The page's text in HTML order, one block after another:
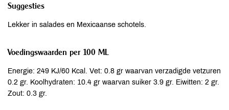
Suggesties
Lekker in salades en Mexicaanse schotels.
Voedingswaarden per 100 ML
Energie: 249 KJ/60 Kcal. Vet: 0.8 gr waarvan verzadigde vetzuren
0.2 gr. Koolhydraten: 10.4 gr waarvan suiker 3.9 gr. Eiwitten: 2 gr.
Zout: 0.3 gr.